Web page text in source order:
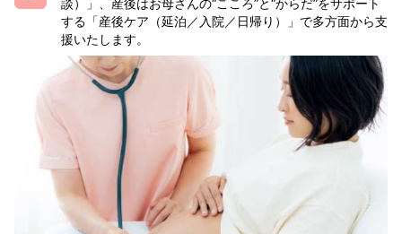
談）」、産後はお母さんの“こころ”と“からだ”をサポート
する「産後ケア（延泊／入院／日帰り）」で多方面から支
援いたします。